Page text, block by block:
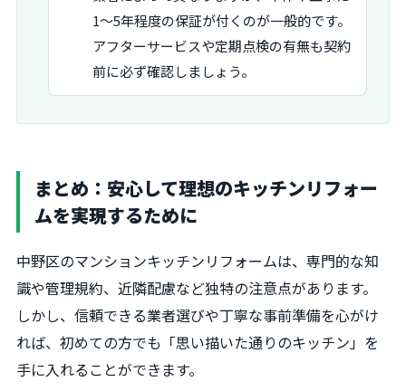
答：
1～5年程度の保証が付くのが一般的です。
アフターサービスや定期点検の有無も契約
前に必ず確認しましょう。
まとめ：安心して理想のキッチンリフォー
ムを実現するために
中野区のマンションキッチンリフォームは、専門的な知
識や管理規約、近隣配慮など独特の注意点があります。
しかし、信頼できる業者選びや丁寧な事前準備を心がけ
れば、初めての方でも「思い描いた通りのキッチン」を
手に入れることができます。